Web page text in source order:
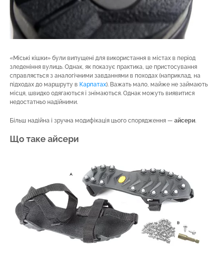
«Міські кішки» були випущені для використання в містах в період
зледеніння вулиць. Однак, як показує практика, це пристосування
справляється з аналогічними завданнями в походах (наприклад, на
підходах до маршруту в Карпатах). Важать мало, майже не займають
місця, швидко одягаються і знімаються. Однак можуть виявитися
недостатньо надійними.
Більш надійна і зручна модифікація цього спорядження — айсери.
Що таке айсери